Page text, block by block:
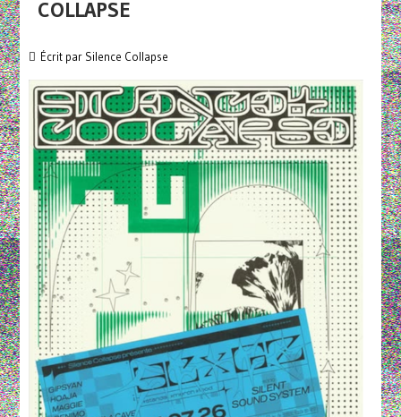
COLLAPSE
Écrit par Silence Collapse